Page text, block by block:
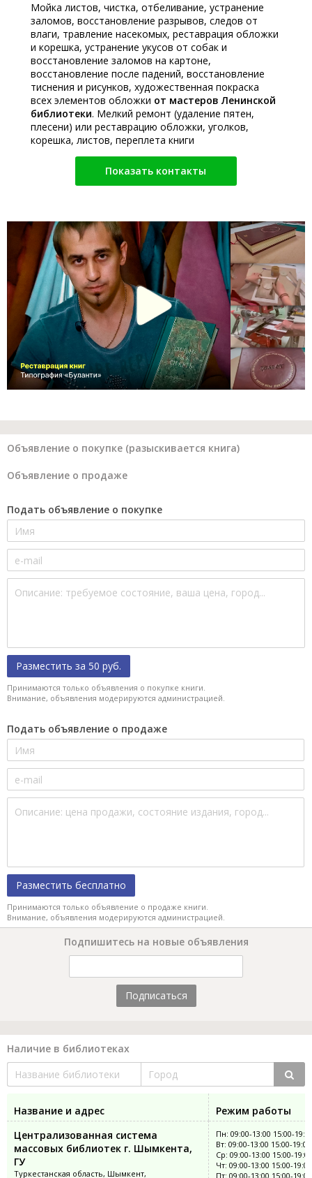
Мойка листов, чистка, отбеливание, устранение
заломов, восстановление разрывов, следов от
влаги, травление насекомых, реставрация обложки
и корешка, устранение укусов от собак и
восстановление заломов на картоне,
восстановление после падений, восстановление
тиснения и рисунков, художественная покраска
всех элементов обложки от мастеров Ленинской
библиотеки. Мелкий ремонт (удаление пятен,
плесени) или реставрацию обложки, уголков,
корешка, листов, переплета книги
Показать контакты
Объявление о покупке (разыскивается книга)
Объявление о продаже
Подать объявление о покупке
Разместить за 50 руб.
Принимаются только объявления о покупке книги.
Внимание, объявления модерируются администрацией.
Подать объявление о продаже
Разместить бесплатно
Принимаются только объявление о продаже книги.
Внимание, объявления модерируются администрацией.
Подпишитесь на новые объявления
Подписаться
Наличие в библиотеках
Название и адрес
Режим работы
Централизованная система
массовых библиотек г. Шымкента,
ГУ
Туркестанская область, Шымкент,
Пн: 09:00-13:00 15:00-
Вт: 09:00-13:00 15:00-19:00
Ср: 09:00-13:00 15:00-19:00
Чт: 09:00-13:00 15:00-19:00
Пт: 09:00-13:00 15:00-19:00